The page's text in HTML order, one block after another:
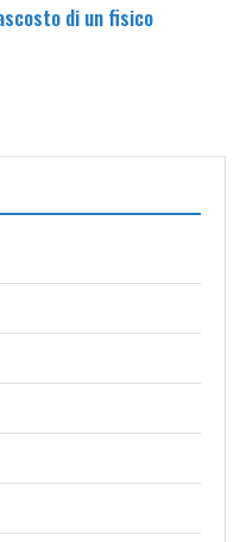
di un fisico